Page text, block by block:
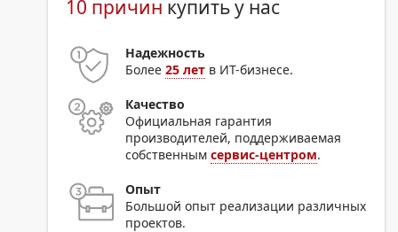
10 причин купить у нас
Надежность
Более25 лет в ИТ-бизнесе.
Качество
Официальная гарантия
производителей, поддерживаемая
собственнымсервис-центром.
Опыт
Большой опыт реализации различных
проектов.